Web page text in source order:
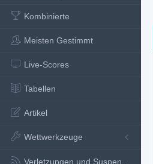
Kombinierte
Meisten Gestimmt
Live-Scores
Tabellen
Artikel
Wettwerkzeuge
Verletzungen und Suspensionen